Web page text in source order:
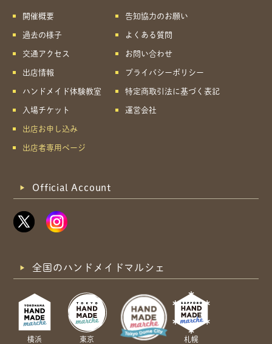
開催概要
過去の様子
交通アクセス
出店情報
ハンドメイド体験教室
入場チケット
出店お申し込み
出店者専用ページ
告知協力のお願い
よくある質問
お問い合わせ
プライバシーポリシー
特定商取引法に基づく表記
運営会社
Official Account
全国のハンドメイドマルシェ
横浜
東京
札幌